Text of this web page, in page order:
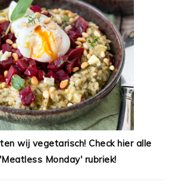
wij vegetarisch! Check hier alle
Monday' rubriek!